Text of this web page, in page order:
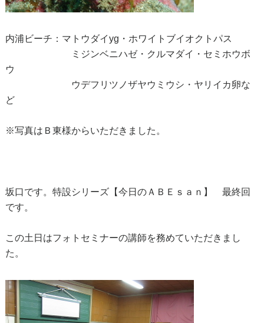
内浦ビーチ：マトウダイyg・ホワイトブイオクトパス
ミジンベニハゼ・クルマダイ・セミホウボ
ウ
ウデフリツノザヤウミウシ・ヤリイカ卵な
ど
※写真はＢ東様からいただきました。
坂口です。特設シリーズ【今日のＡＢＥｓａｎ】 最終回
です。
この土日はフォトセミナーの講師を務めていただきまし
た。